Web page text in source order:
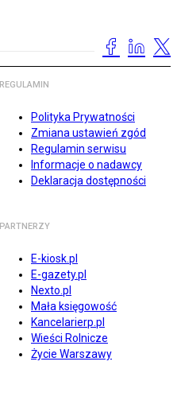
REGULAMIN
Polityka Prywatności
Zmiana ustawień zgód
Regulamin serwisu
Informacje o nadawcy
Deklaracja dostępności
PARTNERZY
E-kiosk.pl
E-gazety.pl
Nexto.pl
Mała księgowość
Kancelarierp.pl
Wieści Rolnicze
Życie Warszawy